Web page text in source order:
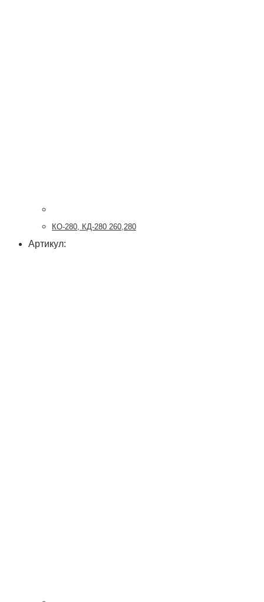
КО-280, КД-280 260,280
Артикул: